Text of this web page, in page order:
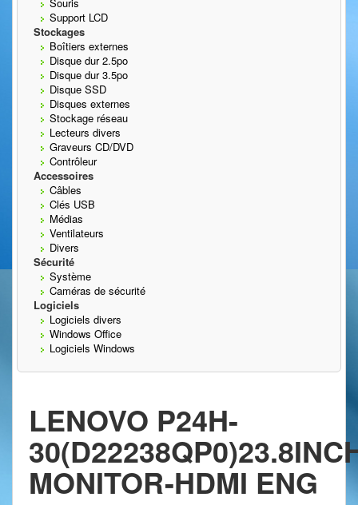
Support LCD
Stockages
Boîtiers externes
Disque dur 2.5po
Disque dur 3.5po
Disque SSD
Disques externes
Stockage réseau
Lecteurs divers
Graveurs CD/DVD
Contrôleur
Accessoires
Câbles
Clés USB
Médias
Ventilateurs
Divers
Sécurité
Système
Caméras de sécurité
Logiciels
Logiciels divers
Windows Office
Logiciels Windows
LENOVO P24H-
MONITOR-HDMI ENG